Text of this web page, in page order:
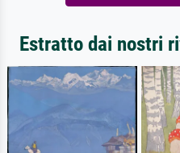
Estratto dai nostri